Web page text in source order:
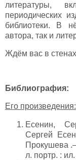
литературы,
периодических
библиотеки. В
автора, так и
Ждём вас в
Библиография:
Его произведения:
Есенин,
Сергей
Прокушева
л. портр. : ил.